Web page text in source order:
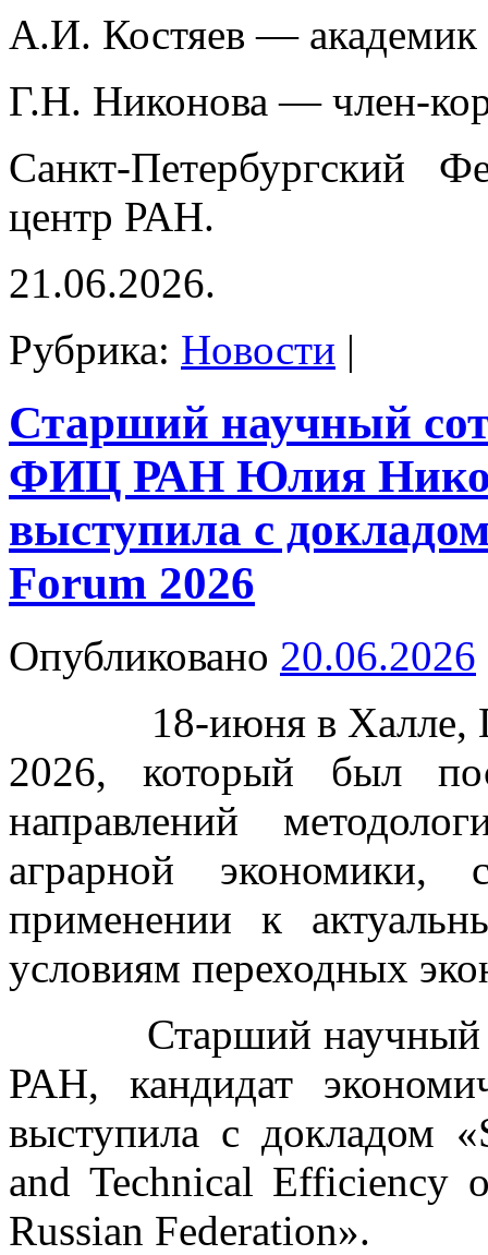
А.И. Костяев —
Г.Н. Никонова — член-
Санкт-Петербургский
центр РАН.
21.06.2026.
Рубрика: Новости |
Старший научный
ФИЦ РАН Юлия
выступила с
Forum 2026
Опубликовано 20.06.2026
18-июня в Халле,
2026, который был
направлений
аграрной
применении к
условиям переходных
Старший научный
РАН, кандидат
выступила с докладом
and Technical Efficiency
Russian Federation».